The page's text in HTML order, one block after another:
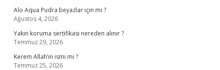
Alo Aqua Pudra beyazlar için mi ?
Ağustos 4, 2026
Yakın koruma sertifikası nereden alınır ?
Temmuz 29, 2026
Kerem Allah’ın ismi mi ?
Temmuz 25, 2026